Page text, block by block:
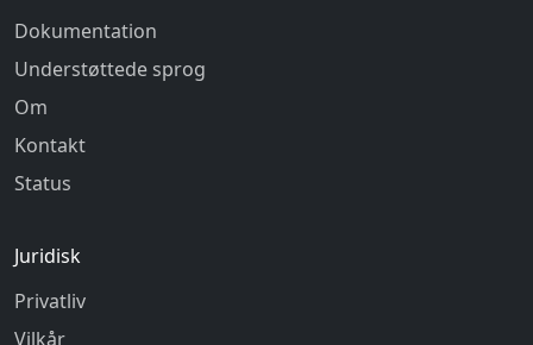
Dokumentation
Understøttede sprog
Om
Kontakt
Status
Juridisk
Privatliv
Vilkår